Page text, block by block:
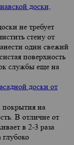
доски,
не требует
стену от
один свежий
поверхность
службы еще на
доски от
покрытия на
В отличие от
в 2-3 раза